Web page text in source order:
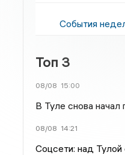
События
Топ 3
08/08 15:00
В Туле снова начал
08/08 14:21
Соцсети: над